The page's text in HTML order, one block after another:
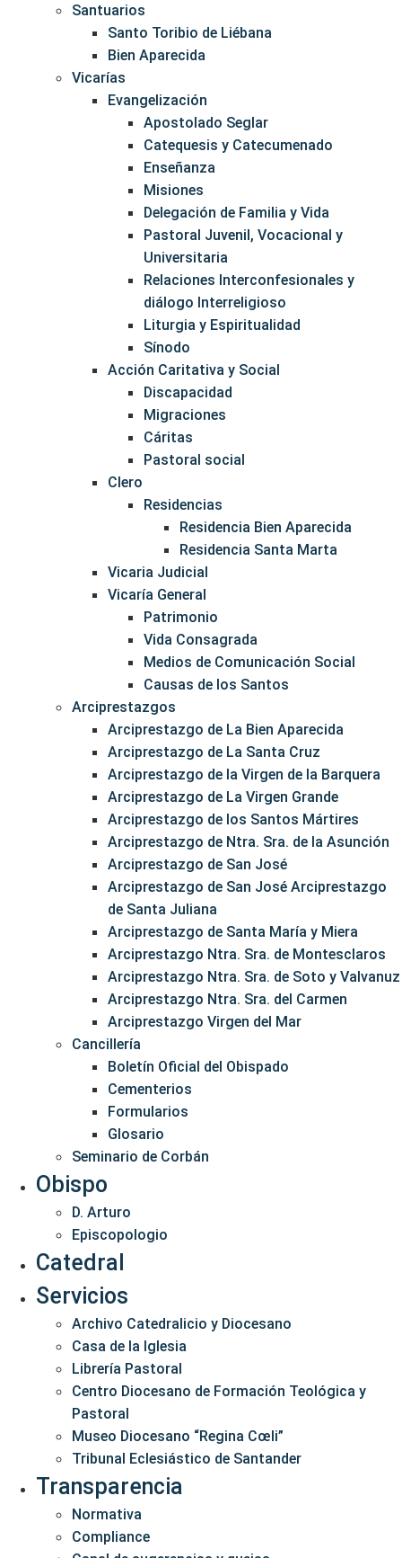
Santuarios
Santo Toribio de Liébana
Bien Aparecida
Vicarías
Evangelización
Apostolado Seglar
Catequesis y Catecumenado
Enseñanza
Misiones
Delegación de Familia y Vida
Pastoral Juvenil, Vocacional y
Universitaria
Relaciones Interconfesionales y
diálogo Interreligioso
Liturgia y Espiritualidad
Sínodo
Acción Caritativa y Social
Discapacidad
Migraciones
Cáritas
Pastoral social
Clero
Residencias
Residencia Bien Aparecida
Residencia Santa Marta
Vicaria Judicial
Vicaría General
Patrimonio
Vida Consagrada
Medios de Comunicación Social
Causas de los Santos
Arciprestazgos
Arciprestazgo de La Bien Aparecida
Arciprestazgo de La Santa Cruz
Arciprestazgo de la Virgen de la Barquera
Arciprestazgo de La Virgen Grande
Arciprestazgo de los Santos Mártires
Arciprestazgo de Ntra. Sra. de la Asunción
Arciprestazgo de San José
Arciprestazgo de San José Arciprestazgo
de Santa Juliana
Arciprestazgo de Santa María y Miera
Arciprestazgo Ntra. Sra. de Montesclaros
Arciprestazgo Ntra. Sra. de Soto y Valvanuz
Arciprestazgo Ntra. Sra. del Carmen
Arciprestazgo Virgen del Mar
Cancillería
Boletín Oficial del Obispado
Cementerios
Formularios
Glosario
Seminario de Corbán
Obispo
D. Arturo
Episcopologio
Catedral
Servicios
Archivo Catedralicio y Diocesano
Casa de la Iglesia
Librería Pastoral
Centro Diocesano de Formación Teológica y
Pastoral
Museo Diocesano “Regina Cœli”
Tribunal Eclesiástico de Santander
Transparencia
Normativa
Compliance